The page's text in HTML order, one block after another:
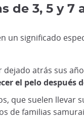
de 3, 5 y 7
un significado
atrás sus
el pelo después
que suelen
de familias